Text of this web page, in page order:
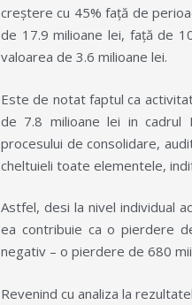
creștere cu 45% față de
de 17.9 milioane lei, față de
valoarea de 3.6 milioane lei.
Este de notat faptul ca
de 7.8 milioane lei in cadrul
procesului de consolidare,
cheltuieli toate elementele,
Astfel, desi la nivel individual
ea contribuie ca o pierdere
negativ – o pierdere de 680
Revenind cu analiza la